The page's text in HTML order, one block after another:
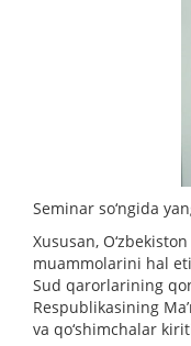
Seminar so‘ngida
Xususan,
muammolarini hal
Sud qarorlarining
Respublikasining
va qo‘shimchalar